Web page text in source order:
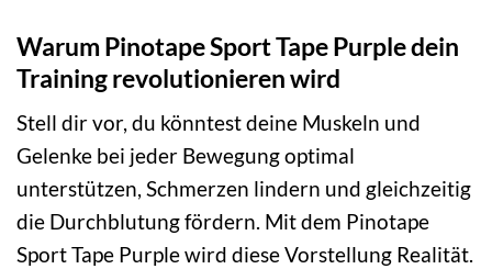
Warum Pinotape Sport Tape Purple dein
Training revolutionieren wird
Stell dir vor, du könntest deine Muskeln und
Gelenke bei jeder Bewegung optimal
unterstützen, Schmerzen lindern und gleichzeitig
die Durchblutung fördern. Mit dem Pinotape
Sport Tape Purple wird diese Vorstellung Realität.